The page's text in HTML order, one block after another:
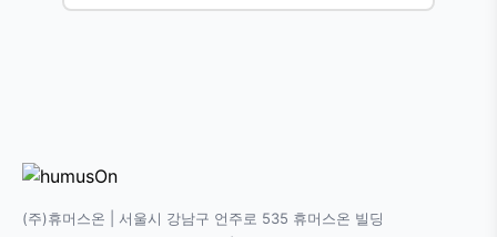
(주)휴머스온 | 서울시 강남구 언주로 535 휴머스온 빌딩